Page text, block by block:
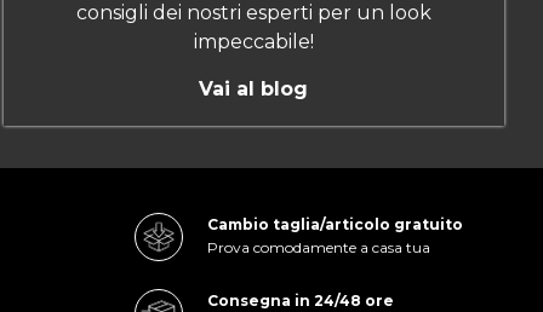
consigli dei nostri esperti per un look
impeccabile!
Vai al blog
Cambio taglia/articolo gratuito
Prova comodamente a casa tua
Consegna in 24/48 ore